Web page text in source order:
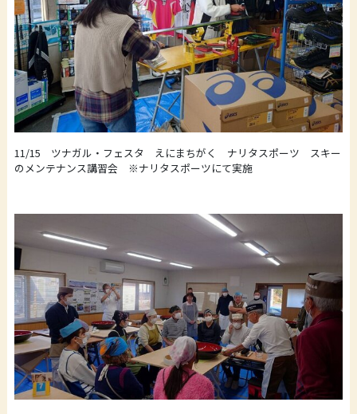
11/15 ツナガル・フェスタ えにまちがく ナリタスポーツ スキー
のメンテナンス講習会 ※ナリタスポーツにて実施